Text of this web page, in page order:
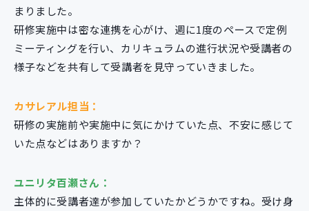
まりました。
研修実施中は密な連携を心がけ、週に1度のペースで定例
ミーティングを行い、カリキュラムの進行状況や受講者の
様子などを共有して受講者を見守っていきました。
カサレアル担当：
研修の実施前や実施中に気にかけていた点、不安に感じて
いた点などはありますか？
ユニリタ百瀬さん：
主体的に受講者達が参加していたかどうかですね。受け身